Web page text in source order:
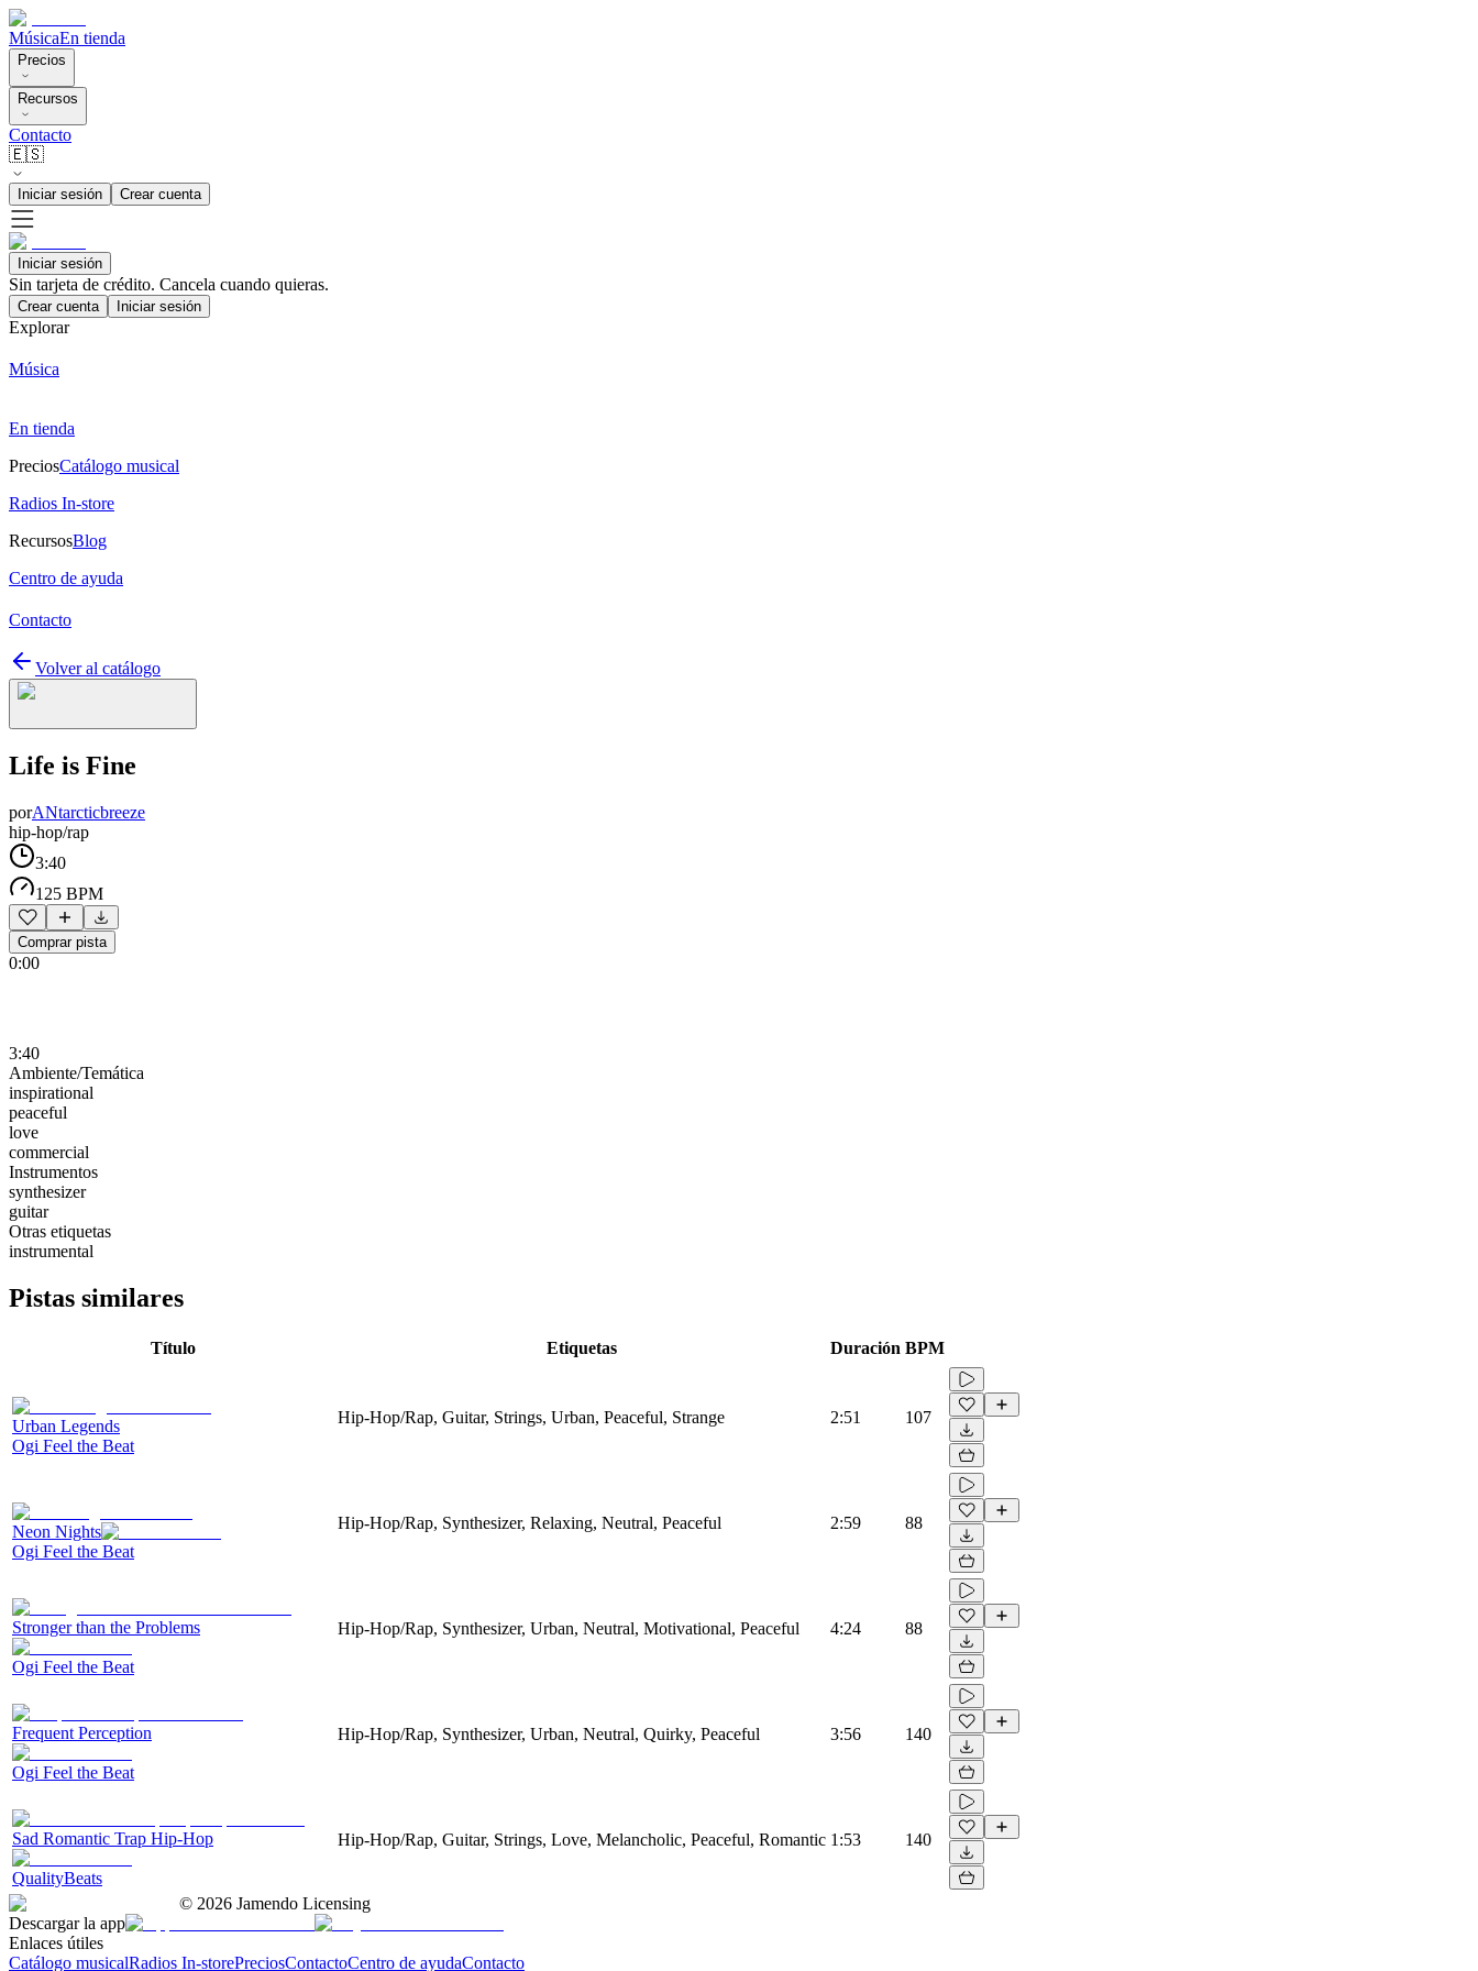
MúsicaEn tienda
Precios
Recursos
Contacto
🇪🇸
Iniciar sesión Crear cuenta
Iniciar sesión
Sin tarjeta de crédito. Cancela cuando quieras.
Crear cuenta Iniciar sesión
Explorar
Música
En tienda
PreciosCatálogo musical
Radios In-store
RecursosBlog
Centro de ayuda
Contacto
Volver al catálogo
Life is Fine
porANtarcticbreeze
hip-hop/rap
3:40
125 BPM
Comprar pista
0:00
3:40
Ambiente/Temática
inspirational
peaceful
love
commercial
Instrumentos
synthesizer
guitar
Otras etiquetas
instrumental
Pistas similares
Título Etiquetas Duración BPM
Urban Legends
Ogi Feel the Beat
Hip-Hop/Rap, Guitar, Strings, Urban, Peaceful, Strange 2:51 107
Neon Nights
Ogi Feel the Beat
Hip-Hop/Rap, Synthesizer, Relaxing, Neutral, Peaceful 2:59 88
Stronger than the Problems
Ogi Feel the Beat
Hip-Hop/Rap, Synthesizer, Urban, Neutral, Motivational, Peaceful 4:24 88
Frequent Perception
Ogi Feel the Beat
Hip-Hop/Rap, Synthesizer, Urban, Neutral, Quirky, Peaceful 3:56 140
Sad Romantic Trap Hip-Hop
QualityBeats
Hip-Hop/Rap, Guitar, Strings, Love, Melancholic, Peaceful, Romantic 1:53 140
© 2026 Jamendo Licensing
Descargar la app
Enlaces útiles
Catálogo musicalRadios In-storePreciosContactoCentro de ayudaContacto